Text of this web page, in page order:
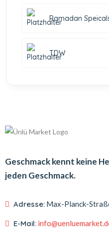
Ramadan
TDW
Geschmack kennt keine
jeden Geschmack.
Adresse: Max-Planck-
E-Mail: